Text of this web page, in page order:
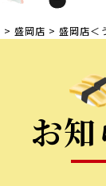
> 盛岡店 > 盛岡店＜
お知